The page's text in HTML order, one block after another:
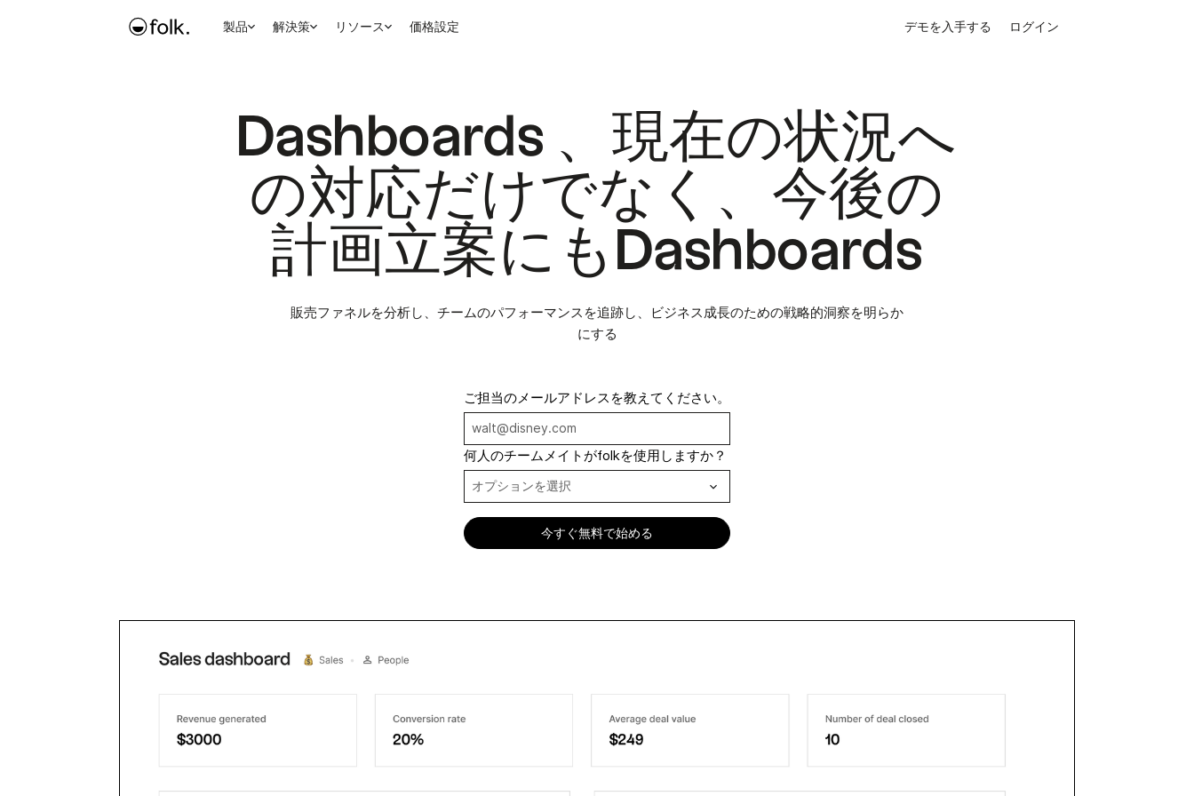
製品 解決策 リソース 価格設定 デモを入手する ログイン
Dashboards 、現在の状況へ
の対応だけでなく、今後の
計画立案にもDashboards
販売ファネルを分析し、チームのパフォーマンスを追跡し、ビジネス成長のための戦略的洞察を明らか
にする
ご担当のメールアドレスを教えてください。
何人のチームメイトがfolkを使用しますか？